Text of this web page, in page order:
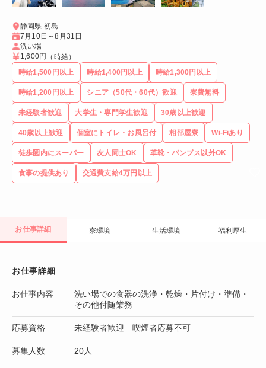
静岡県 初島
7月10日～8月31日
洗い場
1,600円
（時給）
時給1,500円以上
時給1,400円以上 時給1,300円以上
時給1,200円以上 シニア（50代・60代）歓迎 寮費無料
未経験者歓迎 大学生・専門学生歓迎 30歳以上歓迎
40歳以上歓迎 個室にトイレ・お風呂付 相部屋寮 Wi-Fiあり
徒歩圏内にスーパー 友人同士OK 革靴・パンプス以外OK
食事の提供あり 交通費支給4万円以上
お仕事詳細 寮環境 生活環境 福利厚生
お仕事詳細
お仕事内容
洗い場での食器の洗浄・乾燥・片付け・準備・
その他付随業務
応募資格 未経験者歓迎 喫煙者応募不可
募集人数 20人